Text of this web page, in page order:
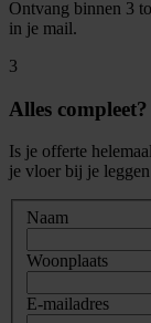
Ontvang binnen 3
in je mail.
3
Alles compleet?
Is je offerte
je vloer bij je
Naam
Woonplaats
E-mailadres